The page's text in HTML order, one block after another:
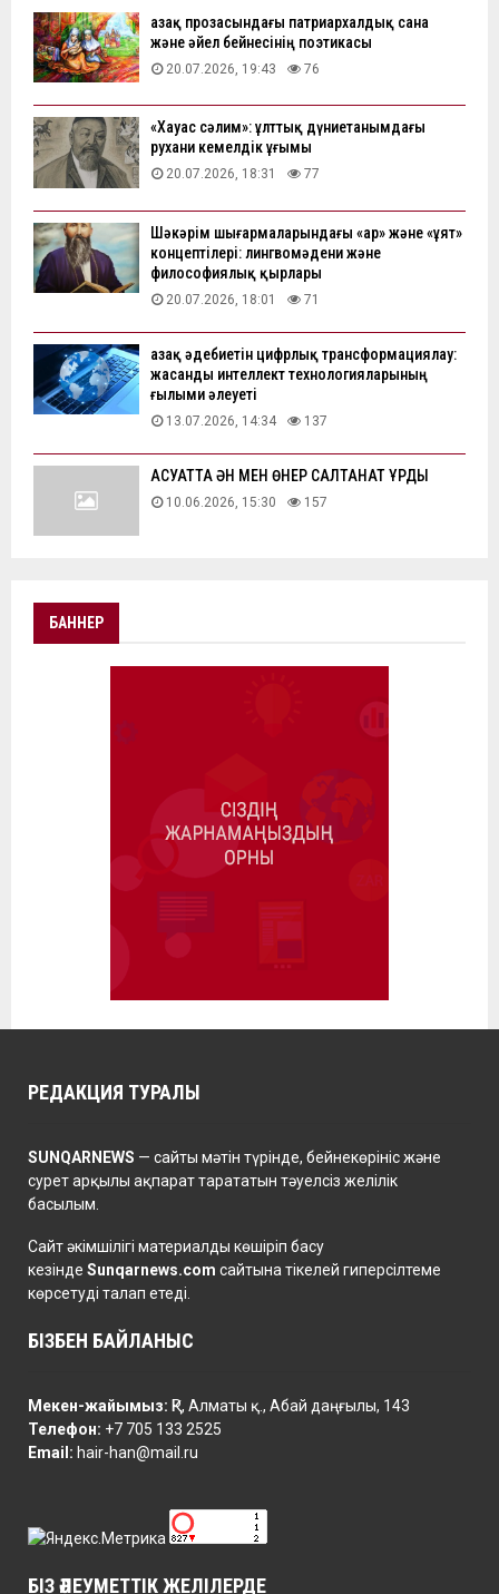
Қазақ прозасындағы патриархалдық сана
және әйел бейнесінің поэтикасы
20.07.2026, 19:43 76
«Хауас сәлим»: ұлттық дүниетанымдағы
рухани кемелдік ұғымы
20.07.2026, 18:31 77
Шәкәрім шығармаларындағы «ар» және «ұят»
концептілері: лингвомәдени және
философиялық қырлары
20.07.2026, 18:01 71
Қазақ әдебиетін цифрлық трансформациялау:
жасанды интеллект технологияларының
ғылыми әлеуеті
13.07.2026, 14:34 137
АҚСУАТТА ӘН МЕН ӨНЕР САЛТАНАТ ҚҰРДЫ
10.06.2026, 15:30 157
БАННЕР
РЕДАКЦИЯ ТУРАЛЫ
SUNQARNEWS — сайты мәтін түрінде, бейнекөрініс және
сурет арқылы ақпарат тарататын тәуелсіз желілік
басылым.
Сайт әкімшілігі материалды көшіріп басу
кезінде Sunqarnews.com сайтына тікелей гиперсілтеме
көрсетуді талап етеді.
БІЗБЕН БАЙЛАНЫС
Мекен-жайымыз: ҚР, Алматы қ., Абай даңғылы, 143
Телефон: +7 705 133 2525
Email: hair-han@mail.ru
БІЗ ӘЛЕУМЕТТІК ЖЕЛІЛЕРДЕ